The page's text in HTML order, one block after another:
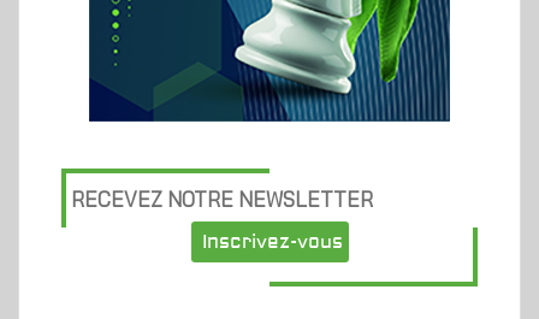
RECEVEZ NOTRE NEWSLETTER
Inscrivez-vous